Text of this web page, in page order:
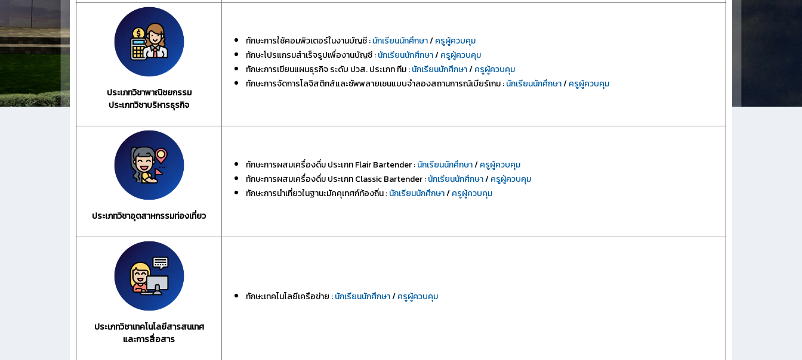
ประเภทวิชาพาณิชยกรรม
ประเภทวิชาบริหารธุรกิจ
ทักษะการใช้คอมพิวเตอร์ในงานบัญชี :นักเรียนนักศึกษา/ครูผู้ควบคุม
ทักษะโปรแกรมสำเร็จรูปเพื่องานบัญชี :นักเรียนนักศึกษา/ครูผู้ควบคุม
ทักษะการเขียนแผนธุรกิจ ระดับ ปวส. ประเภท ทีม :นักเรียนนักศึกษา/ครูผู้ควบคุม
ทักษะการจัดการโลจิสติกส์และซัพพลายเชนแบบจำลองสถานการณ์เบียร์เกม :นักเรียนนักศึกษา/ครูผู้ควบคุม
ประเภทวิชาอุตสาหกรรมท่องเที่ยว
ทักษะการผสมเครื่องดื่ม ประเภท Flair Bartender :นักเรียนนักศึกษา/ครูผู้ควบคุม
ทักษะการผสมเครื่องดื่ม ประเภท Classic Bartender :นักเรียนนักศึกษา/ครูผู้ควบคุม
ทักษะการนำเที่ยวในฐานะมัคคุเทศก์ท้องถิ่น :นักเรียนนักศึกษา/ครูผู้ควบคุม
ประเภทวิชาเทคโนโลยีสารสนเทศ
และการสื่อสาร
ทักษะเทคโนโลยีเครือข่าย :นักเรียนนักศึกษา/ครูผู้ควบคุม